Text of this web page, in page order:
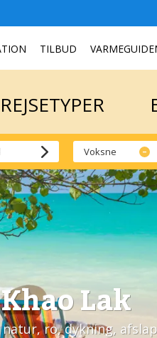
TILBUD
REJSETYPER
REJSETYPER
Voksne -
Khao Lak
natur, ro, dykning,